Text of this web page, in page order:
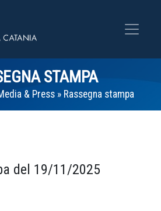
STAMPA
& Press» Rassegna stampa
del 19/11/2025